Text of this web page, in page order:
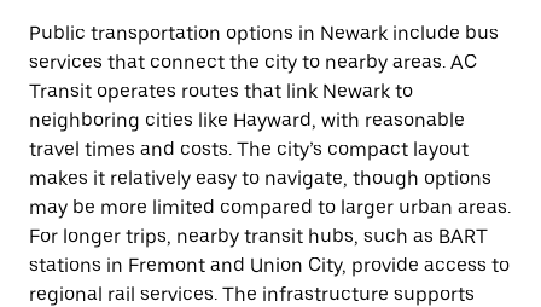
Public transportation options in Newark include bus
services that connect the city to nearby areas. AC
Transit operates routes that link Newark to
neighboring cities like Hayward, with reasonable
travel times and costs. The city’s compact layout
makes it relatively easy to navigate, though options
may be more limited compared to larger urban areas.
For longer trips, nearby transit hubs, such as BART
stations in Fremont and Union City, provide access to
regional rail services. The infrastructure supports